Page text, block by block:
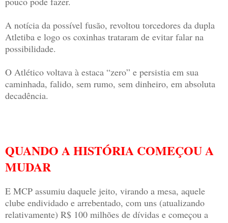
A notícia da possível fusão, revoltou torcedores da dupla
Atletiba e logo os coxinhas trataram de evitar falar na
possibilidade.
O Atlético voltava à estaca “zero” e persistia em sua
caminhada, falido, sem rumo, sem dinheiro, em absoluta
decadência.
QUANDO A HISTÓRIA COMEÇOU A
MUDAR
E MCP assumiu daquele jeito, virando a mesa, aquele
clube endividado e arrebentado, com uns (atualizando
relativamente) R$ 100 milhões de dívidas e começou a